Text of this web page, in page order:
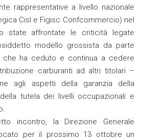
rappresentative a livello nazionale
Cisl e Figisc Confcommercio) nel
state affrontate le criticità legate
modello grossista da parte
che ha ceduto e continua a cedere
carburanti ad altri titolari –
agli aspetti della garanzia della
tutela dei livelli occupazionali e
incontro, la Direzione Generale
per il prossimo 13 ottobre un